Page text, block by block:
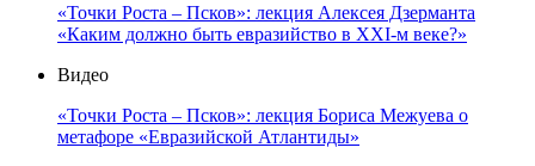
«Точки Роста – Псков»: лекция Алексея Дзерманта
«Каким должно быть евразийство в XXI-м веке?»
Видео
«Точки Роста – Псков»: лекция Бориса Межуева о
метафоре «Евразийской Атлантиды»